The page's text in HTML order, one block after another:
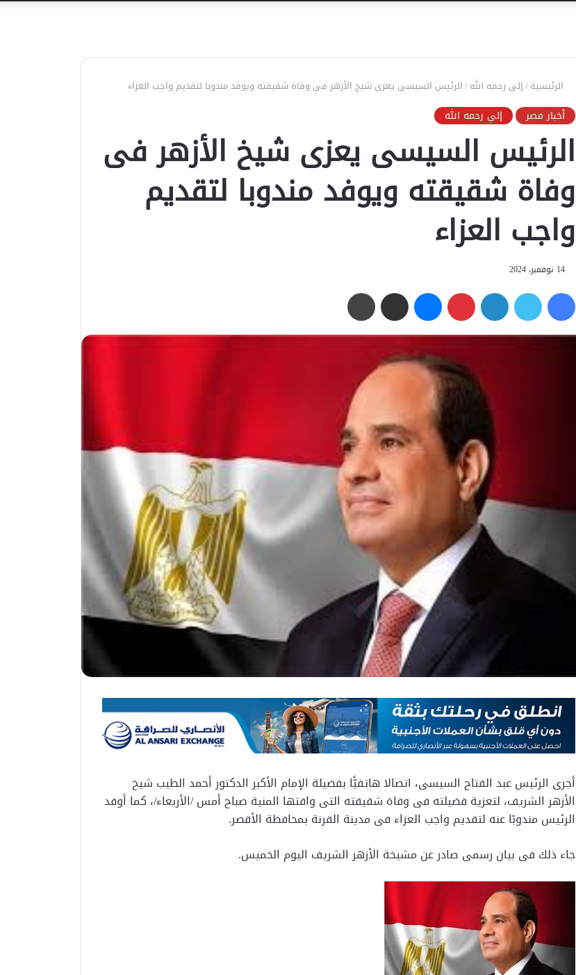
الرئيسية/إلي رحمه الله/الرئيس السيسى يعزى شيخ الأزهر فى وفاة شقيقته ويوفد مندوبا لتقديم واجب العزاء
أخبار مصر إلي رحمه الله
الرئيس السيسى يعزى شيخ الأزهر فى
وفاة شقيقته ويوفد مندوبا لتقديم
واجب العزاء
14 نوفمبر، 2024
فيسبوك تويتر لينكدإن بينتيريست ماسنجر مشاركة عبر البريد
أجرى الرئيس عبد الفتاح السيسى، اتصالا هاتفيًّا بفضيلة الإمام الأكبر الدكتور أحمد الطيب شيخ
الأزهر الشريف، لتعزية فضيلته فى وفاة شقيقته التى وافتها المنية صباح أمس /الأربعاء/، كما أوفد
الرئيس مندوبًا عنه لتقديم واجب العزاء فى مدينة القرنة بمحافظة الأقصر.
جاء ذلك فى بيان رسمى صادر عن مشيخة الأزهر الشريف اليوم الخميس.